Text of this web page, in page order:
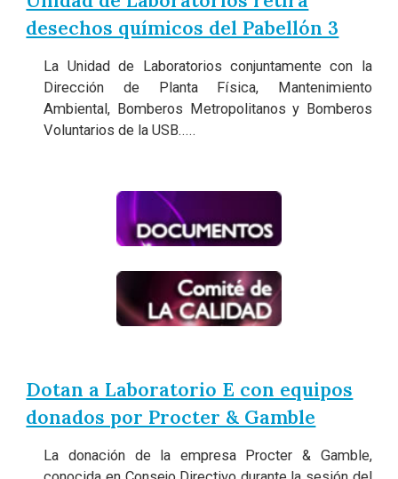
desechos químicos del Pabellón 3
La Unidad de Laboratorios conjuntamente con la
Dirección de Planta Física, Mantenimiento
Ambiental, Bomberos Metropolitanos y Bomberos
Voluntarios de la USB.....
Dotan a Laboratorio E con equipos
donados por Procter & Gamble
La donación de la empresa Procter & Gamble,